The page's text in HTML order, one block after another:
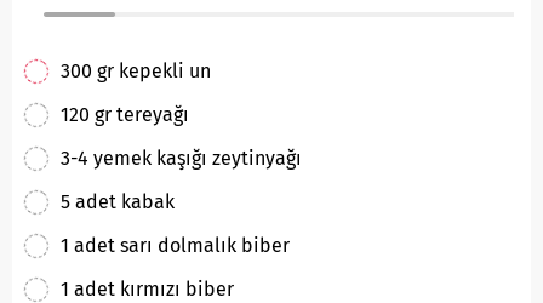
300 gr kepekli un
120 gr tereyağı
3-4 yemek kaşığı zeytinyağı
5 adet kabak
1 adet sarı dolmalık biber
1 adet kırmızı biber